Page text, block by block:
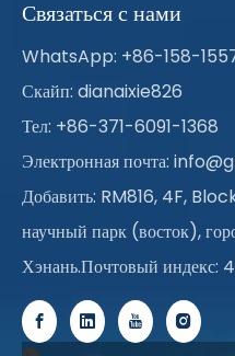
Связаться с нами
WhatsApp: +86-158-
Скайп: dianaixie826
Тел: +86-371-6091-1368
Электронная почта:
Добавить: RM816, 4F,
научный парк (восток),
Хэнань.Почтовый индекс: